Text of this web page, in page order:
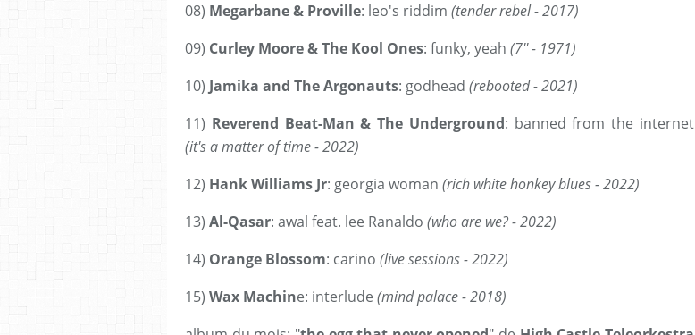
08) Megarbane & Proville: leo's riddim (tender rebel - 2017)
09) Curley Moore & The Kool Ones: funky, yeah (7'' - 1971)
10) Jamika and The Argonauts: godhead (rebooted - 2021)
11) Reverend Beat-Man & The Underground: banned from the internet
(it's a matter of time - 2022)
12) Hank Williams Jr: georgia woman (rich white honkey blues - 2022)
13) Al-Qasar: awal feat. lee Ranaldo (who are we? - 2022)
14) Orange Blossom: carino (live sessions - 2022)
15) Wax Machine: interlude (mind palace - 2018)